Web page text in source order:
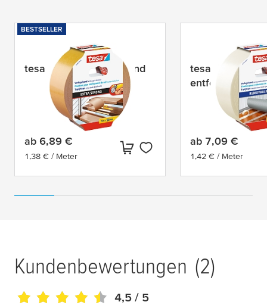
BESTSELLER
tesa ® extra stark klebend
Aktueller Preis:
ab 6,89 €
1,38 € / Meter
tesa ®
entfernbar
Aktueller Preis:
ab 7,09 €
1,42 € / Meter
Kundenbewertungen (2)
4,5 / 5